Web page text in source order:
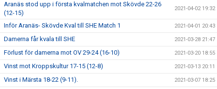
Aranäs stod upp i första kvalmatchen mot Skövde 22-26
(12-15)
2021-04-02 19:32
Inför Aranäs- Skövde Kval till SHE Match 1 2021-04-01 20:43
Damerna får kvala till SHE 2021-03-28 21:47
Förlust för damerna mot OV 29-24 (16-10) 2021-03-20 18:55
Vinst mot Kroppskultur 17-15 (12-8) 2021-03-13 20:11
Vinst i Märsta 18-22 (9-11). 2021-03-07 18:25